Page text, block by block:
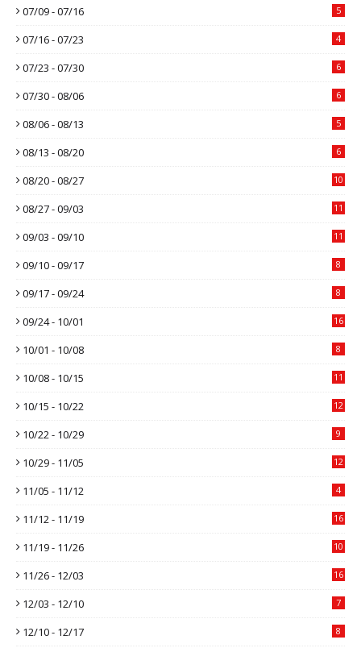
07/09 - 07/16 5
07/16 - 07/23 4
07/23 - 07/30 6
07/30 - 08/06 6
08/06 - 08/13 5
08/13 - 08/20 6
08/20 - 08/27 10
08/27 - 09/03 11
09/03 - 09/10 11
09/10 - 09/17 8
09/17 - 09/24 8
09/24 - 10/01 16
10/01 - 10/08 8
10/08 - 10/15 11
10/15 - 10/22 12
10/22 - 10/29 9
10/29 - 11/05 12
11/05 - 11/12 4
11/12 - 11/19 16
11/19 - 11/26 10
11/26 - 12/03 16
12/03 - 12/10 7
12/10 - 12/17 8